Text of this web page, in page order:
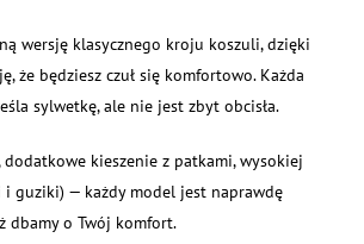
wersję klasycznego kroju koszuli, dzięki
że będziesz czuł się komfortowo. Każda
sylwetkę, ale nie jest zbyt obcisła.
dodatkowe kieszenie z patkami, wysokiej
i guziki) — każdy model jest naprawdę
dbamy o Twój komfort.